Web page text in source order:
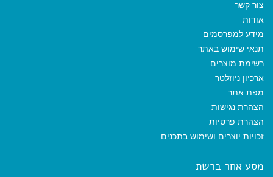
צור קשר
אודות
מידע למפרסמים
תנאי שימוש באתר
רשימת מוצרים
ארכיון ניוזלטר
מפת אתר
הצהרת נגישות
הצהרת פרטיות
זכויות יוצרים ושימוש בתכנים
מסע אחר ברשת